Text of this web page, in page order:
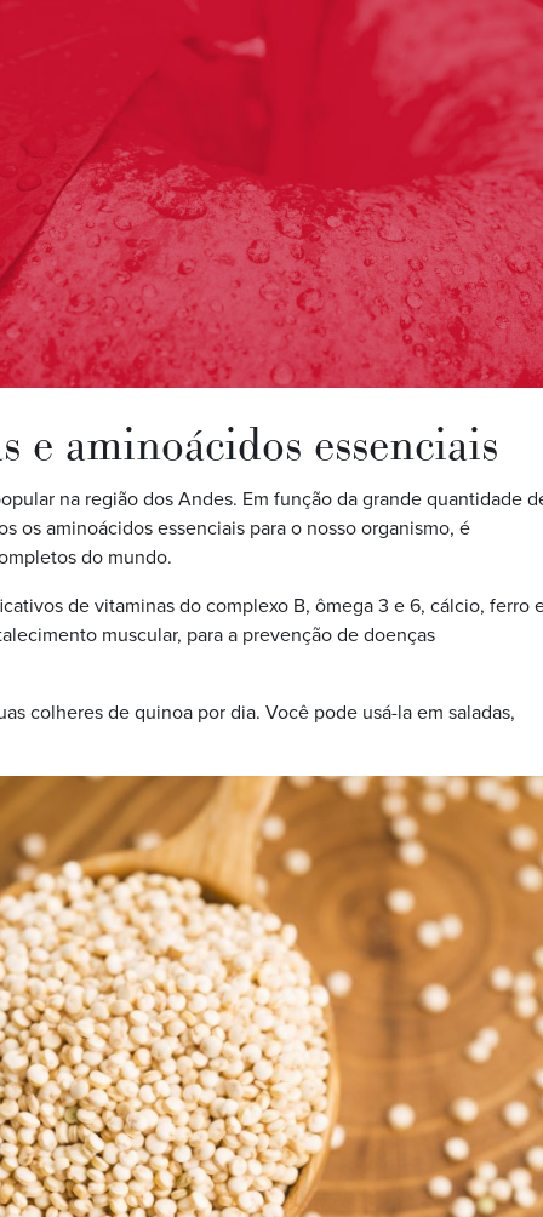
e aminoácidos essenciais
na região dos Andes. Em função da grande quantidade
os aminoácidos essenciais para o nosso organismo, é
do mundo.
de vitaminas do complexo B, ômega 3 e 6, cálcio, ferro
muscular, para a prevenção de doenças
colheres de quinoa por dia. Você pode usá-la em saladas,